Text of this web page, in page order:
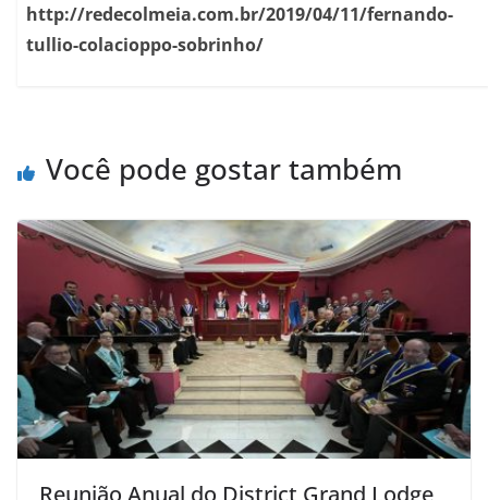
http://redecolmeia.com.br/2019/04/11/fernando-
tullio-colacioppo-sobrinho/
Você pode gostar também
Reunião Anual do District Grand Lodge